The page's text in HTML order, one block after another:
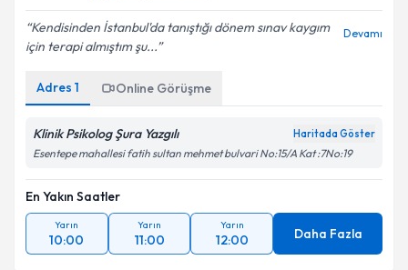
Kendisinden İstanbul'da tanıştığı dönem sınav kaygım
için terapi almıştım şu...
Devamı
Adres 1 Online Görüşme
Klinik Psikolog Şura Yazgılı Haritada Göster
Esentepe mahallesi fatih sultan mehmet bulvari No:15/A Kat :7No:19
En Yakın Saatler
Yarın
10:00
Yarın
11:00
Yarın
12:00 Daha Fazla